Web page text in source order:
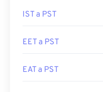
IST a PST
EET a PST
EAT a PST